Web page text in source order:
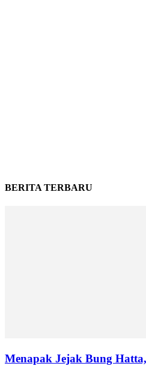
BERITA TERBARU
Menapak Jejak Bung